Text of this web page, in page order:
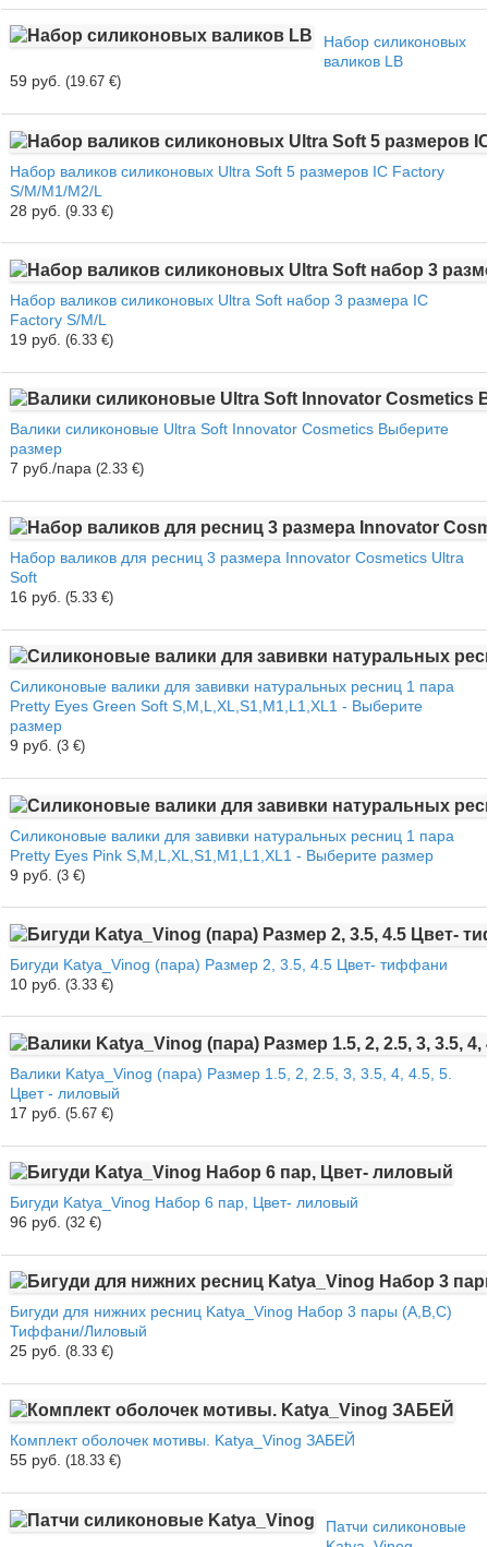
Набор силиконовых
валиков LB
59 руб. (19.67 €)
Набор валиков силиконовых Ultra Soft 5 размеров IC Factory
S/M/M1/M2/L
28 руб. (9.33 €)
Набор валиков силиконовых Ultra Soft набор 3 размера IC
Factory S/M/L
19 руб. (6.33 €)
Валики силиконовые Ultra Soft Innovator Cosmetics Выберите
размер
7 руб./пара (2.33 €)
Набор валиков для ресниц 3 размера Innovator Cosmetics Ultra
Soft
16 руб. (5.33 €)
Силиконовые валики для завивки натуральных ресниц 1 пара
Pretty Eyes Green Soft S,M,L,XL,S1,M1,L1,XL1 - Выберите
размер
9 руб. (3 €)
Силиконовые валики для завивки натуральных ресниц 1 пара
Pretty Eyes Pink S,M,L,XL,S1,M1,L1,XL1 - Выберите размер
9 руб. (3 €)
Бигуди Katya_Vinog (пара) Размер 2, 3.5, 4.5 Цвет- тиффани
10 руб. (3.33 €)
Валики Katya_Vinog (пара) Размер 1.5, 2, 2.5, 3, 3.5, 4, 4.5, 5.
Цвет - лиловый
17 руб. (5.67 €)
Бигуди Katya_Vinog Набор 6 пар, Цвет- лиловый
96 руб. (32 €)
Бигуди для нижних ресниц Katya_Vinog Набор 3 пары (A,B,C)
Тиффани/Лиловый
25 руб. (8.33 €)
Комплект оболочек мотивы. Katya_Vinog ЗАБЕЙ
55 руб. (18.33 €)
Патчи силиконовые